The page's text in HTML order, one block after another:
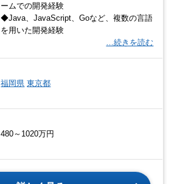
ームでの開発経験
◆Java、JavaScript、Goなど、複数の言語
を用いた開発経験
…続きを読む
福岡県 東京都
480～1020万円